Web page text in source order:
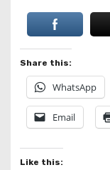
Share this:
WhatsApp
Email
Like this: